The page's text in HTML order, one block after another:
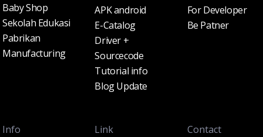
Baby Shop
Sekolah Edukasi
Pabrikan
Manufacturing
APK android
E-Catalog
Driver +
Sourcecode
Tutorial info
Blog Update
For Developer
Be Patner
Info
Link
Contact